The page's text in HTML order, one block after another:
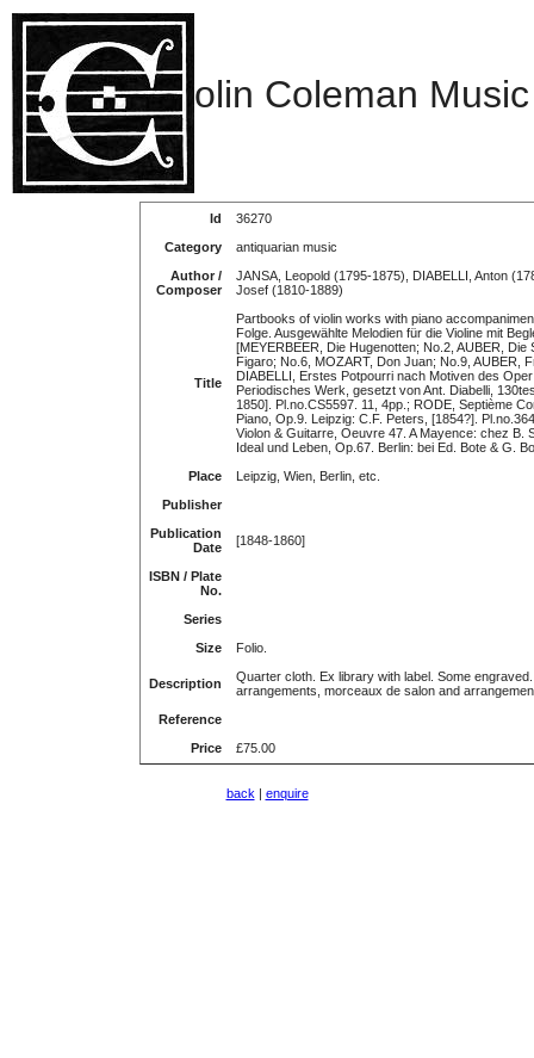
olin Coleman Music
Id
36270
Category
antiquarian music
Author /
Composer
JANSA, Leopold (1795-1875), DIABELLI, Anton
Josef (1810-1889)
Title
Partbooks of violin works with piano
Folge. Ausgewählte Melodien für die Violine mit
[MEYERBEER, Die Hugenotten; No.2, AUBER,
Figaro; No.6, MOZART, Don Juan; No.9, AUBER,
DIABELLI, Erstes Potpourri nach Motiven des
Periodisches Werk, gesetzt von Ant. Diabelli,
1850]. Pl.no.CS5597. 11, 4pp.; RODE, Septième
Piano, Op.9. Leipzig: C.F. Peters, [1854?].
Violon & Guitarre, Oeuvre 47. A Mayence: chez B.
Ideal und Leben, Op.67. Berlin: bei Ed. Bote & G.
Place
Leipzig, Wien, Berlin, etc.
Publisher
Publication
Date
[1848-1860]
ISBN / Plate
No.
Series
Size
Folio.
Description
Quarter cloth. Ex library with label. Some
arrangements, morceaux de salon and
Reference
Price
£75.00
back | enquire